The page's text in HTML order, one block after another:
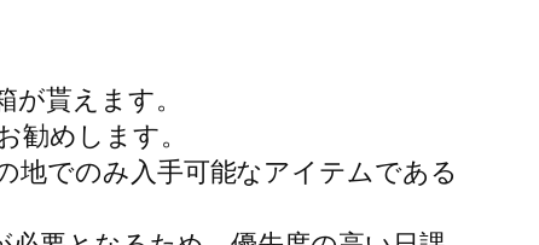
貰えます。
めします。
地でのみ入手可能なアイテムである